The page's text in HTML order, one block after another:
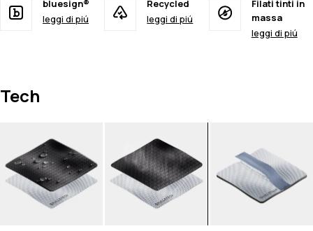
bluesign®
leggi di piú
Recycled
leggi di piú
Filati tinti in
massa
leggi di piú
Tech